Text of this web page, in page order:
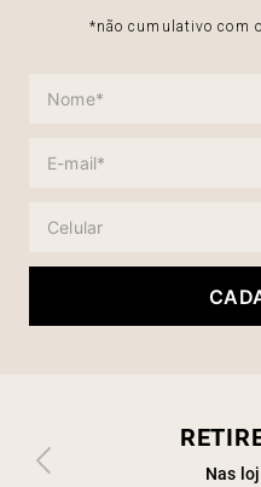
*não cumulativo com
Nas